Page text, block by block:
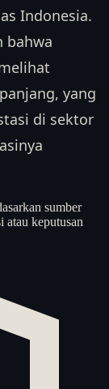
Indonesia.
bahwa
yang
di sektor
sumber
atau keputusan